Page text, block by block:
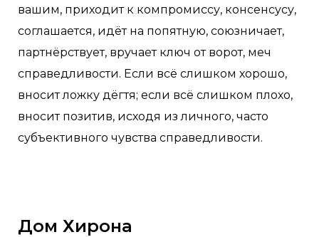
вашим, приходит к компромиссу, консенсусу,
соглашается, идёт на попятную, союзничает,
партнёрствует, вручает ключ от ворот, меч
справедливости. Если всё слишком хорошо,
вносит ложку дёгтя; если всё слишком плохо,
вносит позитив, исходя из личного, часто
субъективного чувства справедливости.
Дом Хирона